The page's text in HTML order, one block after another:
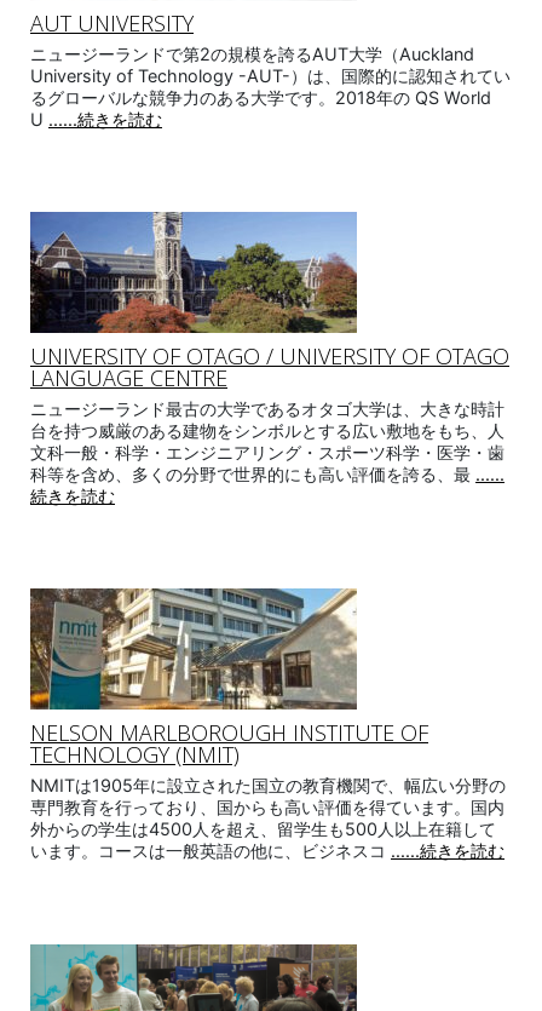
AUT UNIVERSITY
ニュージーランドで第2の規模を誇るAUT大学（Auckland
University of Technology -AUT-）は、国際的に認知されてい
るグローバルな競争力のある大学です。2018年の QS World
U ......続きを読む
UNIVERSITY OF OTAGO / UNIVERSITY OF OTAGO
LANGUAGE CENTRE
ニュージーランド最古の大学であるオタゴ大学は、大きな時計
台を持つ威厳のある建物をシンボルとする広い敷地をもち、人
文科一般・科学・エンジニアリング・スポーツ科学・医学・歯
科等を含め、多くの分野で世界的にも高い評価を誇る、最 ......
続きを読む
NELSON MARLBOROUGH INSTITUTE OF
TECHNOLOGY (NMIT)
NMITは1905年に設立された国立の教育機関で、幅広い分野の
専門教育を行っており、国からも高い評価を得ています。国内
外からの学生は4500人を超え、留学生も500人以上在籍して
います。コースは一般英語の他に、ビジネスコ ......続きを読む